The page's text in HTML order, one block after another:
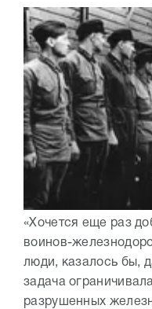
«Хочется еще раз
воинов-
люди, казалось бы,
задача
разрушенных